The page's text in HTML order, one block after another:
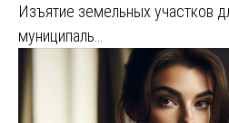
Изъятие земельных участков
муниципаль…